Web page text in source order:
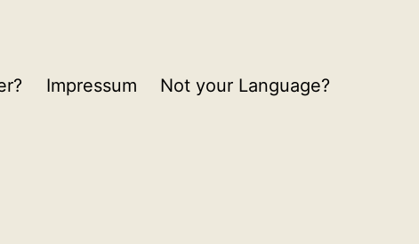
Impressum Not your Language?